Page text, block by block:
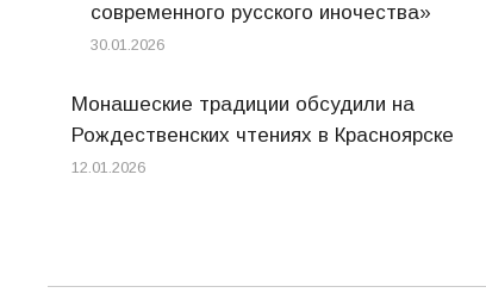
современного русского иночества»
30.01.2026
Монашеские традиции обсудили на
Рождественских чтениях в Красноярске
12.01.2026